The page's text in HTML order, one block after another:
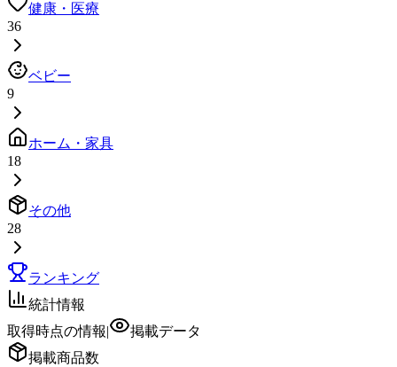
健康・医療
36
ベビー
9
ホーム・家具
18
その他
28
ランキング
統計情報
取得時点の情報|
掲載データ
掲載商品数